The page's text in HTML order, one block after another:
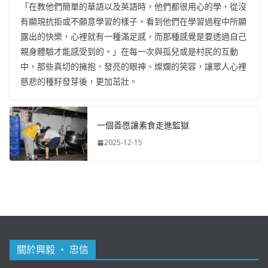
「在教他們簡單的華語以及英語時，他們都很用心的學，從沒
有顯現抗拒或不願意學習的樣子。看到他們在學習過程中所顯
露出的快樂，心裡就有一種滿足感，而那種感覺是要透過自己
親身體驗才能感受到的。」在每一次與孤兒或是村民的互動
中，那些真切的擁抱、發亮的眼神、燦爛的笑容，讓眾人心裡
慈悲的種籽發芽後，更加茁壯。
一個善愿讓素食走進監獄
2025-12-15
關於興毅 ‧ 忠信